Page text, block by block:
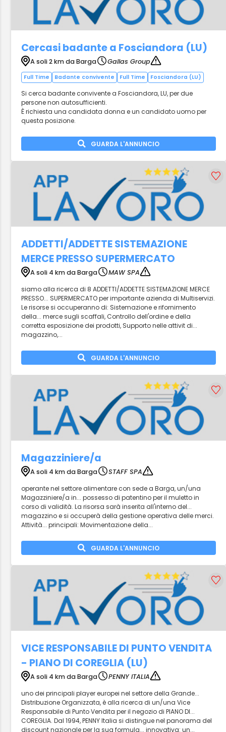
Cercasi badante a Fosciandora (LU)
A soli 2 km da Barga Gallas Group
Full Time Badante convivente Full Time Fosciandora (LU)
Si cerca badante convivente a Fosciandora, LU, per due
persone non autosufficienti.
È richiesta una candidata donna e un candidato uomo per
questa posizione.
GUARDA L'ANNUNCIO
ADDETTI/ADDETTE SISTEMAZIONE
MERCE PRESSO SUPERMERCATO
A soli 4 km da Barga
MAW SPA
siamo alla ricerca di 8 ADDETTI/ADDETTE SISTEMAZIONE MERCE
PRESSO... SUPERMERCATO per importante azienda di Multiservizi.
Le risorse si occuperanno di: Sistemazione e rifornimento
della... merce sugli scaffali, Controllo dell'ordine e della
corretta esposizione dei prodotti, Supporto nelle attivit di...
magazzino,...
GUARDA L'ANNUNCIO
Magazziniere/a
A soli 4 km da Barga
STAFF SPA
operante nel settore alimentare con sede a Barga, un/una
Magazziniere/a in... possesso di patentino per il muletto in
corso di validità. La risorsa sarà inserita all'interno del...
magazzino e si occuperà della gestione operativa delle merci.
Attività... principali: Movimentazione della...
GUARDA L'ANNUNCIO
VICE RESPONSABILE DI PUNTO VENDITA
- PIANO DI COREGLIA (LU)
A soli 4 km da Barga
PENNY ITALIA
uno dei principali player europei nel settore della Grande...
Distribuzione Organizzata, è alla ricerca di un/una Vice
Responsabile di Punto Vendita per il negozio di PIANO DI...
COREGLIA. Dal 1994, PENNY Italia si distingue nel panorama del
discount nazionale per la sua formula... innovativa: un...